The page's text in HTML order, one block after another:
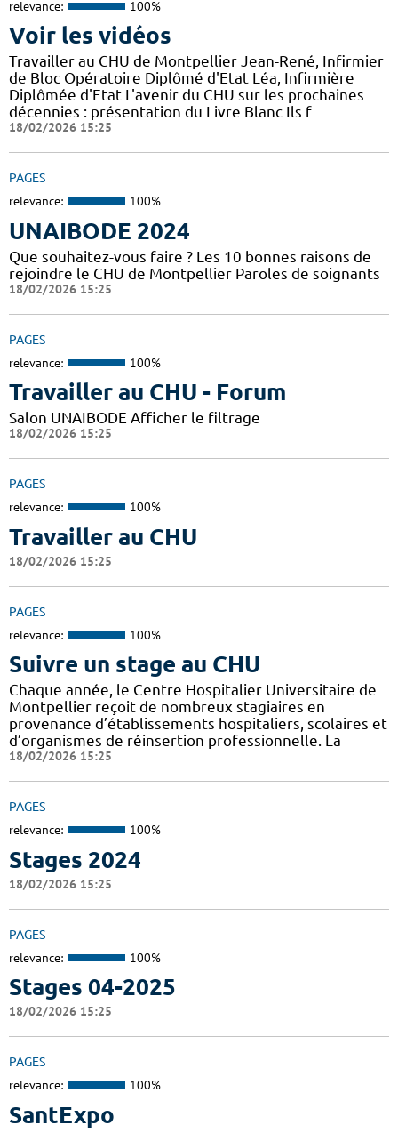
relevance: 100%
Voir les vidéos
Travailler au CHU de Montpellier Jean-René, Infirmier
de Bloc Opératoire Diplômé d'Etat Léa, Infirmière
Diplômée d'Etat L'avenir du CHU sur les prochaines
décennies : présentation du Livre Blanc Ils f
18/02/2026 15:25
PAGES
relevance: 100%
UNAIBODE 2024
Que souhaitez-vous faire ? Les 10 bonnes raisons de
rejoindre le CHU de Montpellier Paroles de soignants
18/02/2026 15:25
PAGES
relevance: 100%
Travailler au CHU - Forum
Salon UNAIBODE Afficher le filtrage
18/02/2026 15:25
PAGES
relevance: 100%
Travailler au CHU
18/02/2026 15:25
PAGES
relevance: 100%
Suivre un stage au CHU
Chaque année, le Centre Hospitalier Universitaire de
Montpellier reçoit de nombreux stagiaires en
provenance d’établissements hospitaliers, scolaires et
d’organismes de réinsertion professionnelle. La
18/02/2026 15:25
PAGES
relevance: 100%
Stages 2024
18/02/2026 15:25
PAGES
relevance: 100%
Stages 04-2025
18/02/2026 15:25
PAGES
relevance: 100%
SantExpo